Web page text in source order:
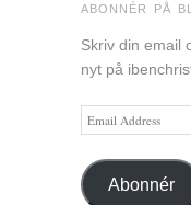
ABONNÉR PÅ
Skriv din email
nyt på
Email
Address
Abonnér